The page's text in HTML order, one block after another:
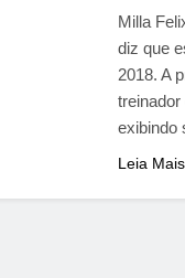
Milla
diz que
2018. A
exibindo
Leia Mais